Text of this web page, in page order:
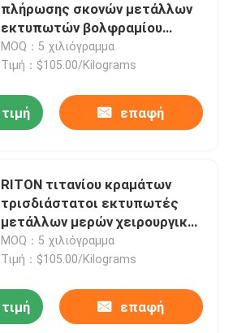
πλήρωσης σκονών μετάλλων
εκτυπωτών βολφραμίου
χρωμίου SLM
MOQ：5 χιλιόγραμμα
Τιμή：$105.00/Kilograms
επαφή
RITON τιτανίου κραμάτων
τρισδιάστατοι εκτυπωτές
μετάλλων μερών χειρουργικών
επεμβάσεων σκονών
ορθοπεδικοί
MOQ：5 χιλιόγραμμα
Τιμή：$105.00/Kilograms
επαφή